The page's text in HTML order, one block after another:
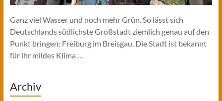
Ganz viel Wasser und noch mehr Grün. So lässt sich
Deutschlands südlichste Großstadt ziemlich genau auf den
Punkt bringen: Freiburg im Breisgau. Die Stadt ist bekannt
für ihr mildes Klima …
Archiv